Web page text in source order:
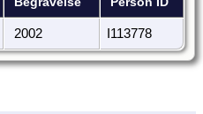
2002 I113778